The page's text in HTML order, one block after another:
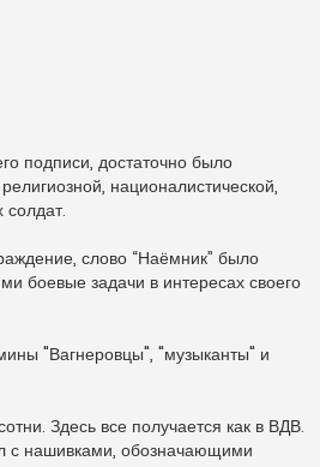
подписи, достаточно было
националистической,
слово “Наёмник” было
боевые задачи в интересах своего
"Вагнеровцы", "музыканты" и
Здесь все получается как в ВДВ.
с нашивками, обозначающими